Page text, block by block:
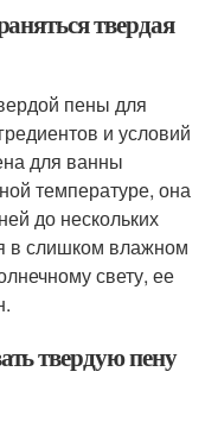
твердая
пены для
и условий
для ванны
температуре, она
до нескольких
в слишком влажном
свету, ее
твердую пену